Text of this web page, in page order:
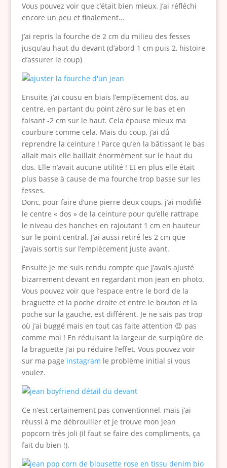
Vous pouvez voir que c’était bien mieux. J’ai réfléchi
encore un peu et finalement…
J’ai repris la fourche de 2 cm du milieu des fesses
jusqu’au haut du devant (d’abord 1 cm puis 2, histoire
d’assurer le coup)
Ensuite, j’ai cousu en biais l’empiècement dos, au
centre, en partant du point zéro sur le bas et en
faisant -2 cm sur le haut. Cela épouse mieux ma
courbure comme cela. Mais du coup, j’ai dû
reprendre la ceinture ! Parce qu’en la bâtissant le bas
allait mais elle baillait énormément sur le haut du
dos. Elle n’avait aucune utilité ! Et en plus elle était
plus basse à cause de ma fourche trop basse sur les
fesses.
Donc, pour faire d’une pierre deux coups, j’ai modifié
le centre « dos » de la ceinture pour qu’elle rattrape
le niveau des hanches en rajoutant 1 cm en hauteur
sur le point central. J’ai aussi retiré les 2 cm que
j’avais sortis sur l’empiècement juste avant.
Ensuite je me suis rendu compte que j’avais ajusté
bizarrement devant en regardant mon jean en photo.
Vous pouvez voir que l’espace entre le bord de la
braguette et la poche droite et entre le bouton et la
poche sur la gauche, est différent. Je ne sais pas trop
où j’ai buggé mais en tout cas faite attention 😉 pas
comme moi ! En réduisant la largeur de surpiqûre de
la braguette j’ai pu réduire l’effet. Vous pouvez voir
sur ma page instagram le problème initial si vous
voulez.
Ce n’est certainement pas conventionnel, mais j’ai
réussi à me débrouiller et je trouve mon jean
popcorn très joli (il faut se faire des compliments, ça
fait du bien !).